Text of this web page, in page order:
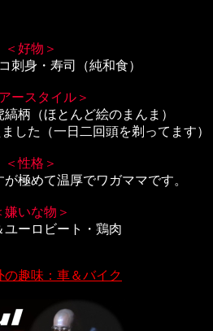
＜好物＞
刺身・寿司（純和食）
ースタイル＞
柄（ほとんど絵のまんま）
した（一日二回頭を剃ってます）
＜性格＞
極めて温厚でワガママです。
嫌いな物＞
ユーロビート・鶏肉
の趣味：車＆バイク